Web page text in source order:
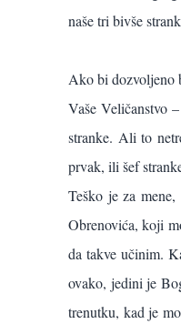
naše tri bivše
Ako bi dozvoljeno
Vaše Veličanstvo
stranke. Ali to
prvak, ili šef
Teško je za
Obrenovića, koji
da takve učinim.
ovako, jedini je
trenutku, kad je